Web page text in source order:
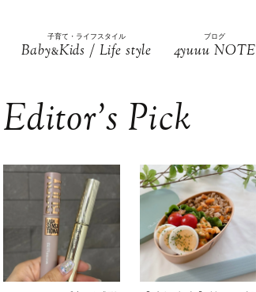
子育て・ライフスタイル
Baby&Kids / Life style
ブログ
4yuuu NOTE
Editor’s Pick